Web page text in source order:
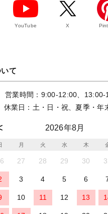
YouTube X
て
営業時間：9:00-12:00、13:00-
休業日：土・日・祝、夏季・年
2026年8月
月 火 水 木
27 28 29 30
3 4 5 6
10 11 12 13